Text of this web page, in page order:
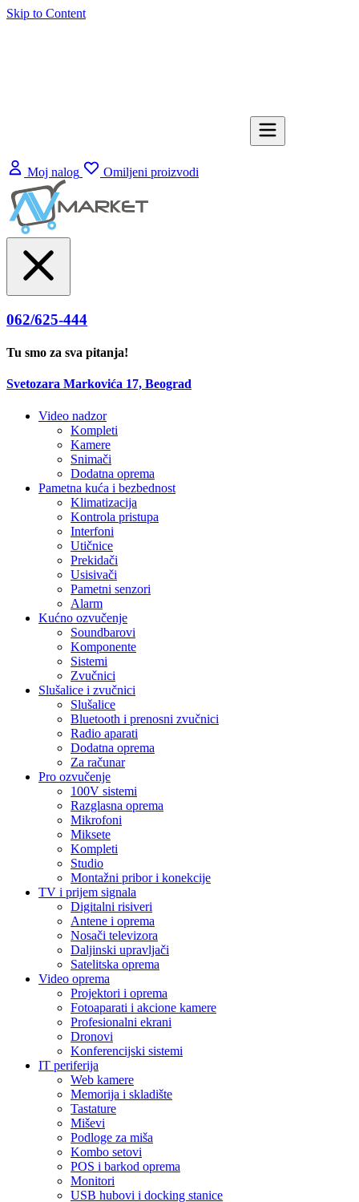
Skip to Content
Moj nalog Omiljeni proizvodi
062/625-444
Tu smo za sva pitanja!
Svetozara Markovića 17, Beograd
Video nadzor
Kompleti
Kamere
Snimači
Dodatna oprema
Pametna kuća i bezbednost
Klimatizacija
Kontrola pristupa
Interfoni
Utičnice
Prekidači
Usisivači
Pametni senzori
Alarm
Kućno ozvučenje
Soundbarovi
Komponente
Sistemi
Zvučnici
Slušalice i zvučnici
Slušalice
Bluetooth i prenosni zvučnici
Radio aparati
Dodatna oprema
Za računar
Pro ozvučenje
100V sistemi
Razglasna oprema
Mikrofoni
Miksete
Kompleti
Studio
Montažni pribor i konekcije
TV i prijem signala
Digitalni risiveri
Antene i oprema
Nosači televizora
Daljinski upravljači
Satelitska oprema
Video oprema
Projektori i oprema
Fotoaparati i akcione kamere
Profesionalni ekrani
Dronovi
Konferencijski sistemi
IT periferija
Web kamere
Memorija i skladište
Tastature
Miševi
Podloge za miša
Kombo setovi
POS i barkod oprema
Monitori
USB hubovi i docking stanice